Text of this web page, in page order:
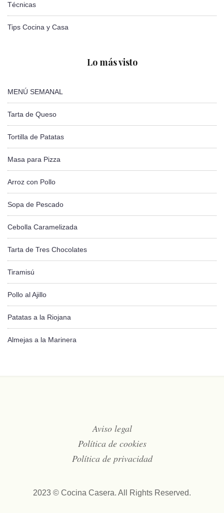
Técnicas
Tips Cocina y Casa
Lo más visto
MENÚ SEMANAL
Tarta de Queso
Tortilla de Patatas
Masa para Pizza
Arroz con Pollo
Sopa de Pescado
Cebolla Caramelizada
Tarta de Tres Chocolates
Tiramisú
Pollo al Ajillo
Patatas a la Riojana
Almejas a la Marinera
Aviso legal
Política de cookies
Política de privacidad
2023 © Cocina Casera. All Rights Reserved.